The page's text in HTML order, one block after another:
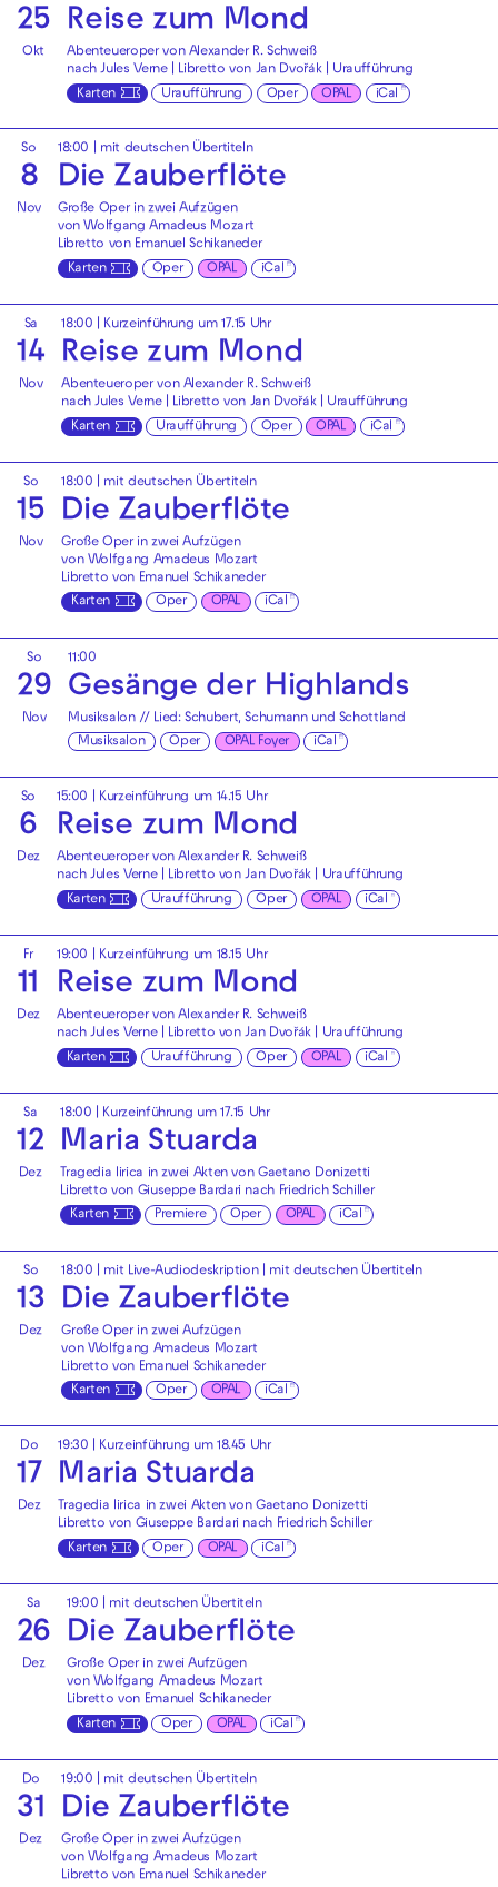
25
Okt
Reise zum Mond
Abenteueroper von Alexander R. Schweiß
nach Jules Verne | Libretto von Jan Dvořák | Uraufführung
Karten
Uraufführung Oper OPAL iCal
So
8
Nov
18:00 | mit deutschen Übertiteln
Die Zauberflöte
Große Oper in zwei Aufzügen
von Wolfgang Amadeus Mozart
Libretto von Emanuel Schikaneder
Karten
Oper OPAL iCal
Sa
14
Nov
18:00 | Kurzeinführung um 17.15 Uhr
Reise zum Mond
Abenteueroper von Alexander R. Schweiß
nach Jules Verne | Libretto von Jan Dvořák | Uraufführung
Karten
Uraufführung Oper OPAL iCal
So
15
Nov
18:00 mit deutschen Übertiteln
Die Zauberflöte
Große Oper in zwei Aufzügen
von Wolfgang Amadeus Mozart
Libretto von Emanuel Schikaneder
Karten
Oper OPAL iCal
So
29
Nov
11:00
Gesänge der Highlands
Musiksalon // Lied: Schubert, Schumann und Schottland
Musiksalon
Oper OPAL Foyer iCal
So
6
Dez
15:00 | Kurzeinführung um 14.15 Uhr
Reise zum Mond
Abenteueroper von Alexander R. Schweiß
nach Jules Verne | Libretto von Jan Dvořák | Uraufführung
Karten
Uraufführung Oper OPAL iCal
Fr
11
Dez
19:00 | Kurzeinführung um 18.15 Uhr
Reise zum Mond
Abenteueroper von Alexander R. Schweiß
nach Jules Verne | Libretto von Jan Dvořák | Uraufführung
Karten
Uraufführung Oper OPAL iCal
Sa
12
Dez
18:00 | Kurzeinführung um 17.15 Uhr
Maria Stuarda
Tragedia lirica in zwei Akten von Gaetano Donizetti
Libretto von Giuseppe Bardari nach Friedrich Schiller
Karten
Premiere Oper OPAL iCal
So
13
Dez
18:00 mit Live-Audiodeskription| mit deutschen Übertiteln
Die Zauberflöte
Große Oper in zwei Aufzügen
von Wolfgang Amadeus Mozart
Libretto von Emanuel Schikaneder
Karten
Oper OPAL iCal
Do
17
Dez
19:30 | Kurzeinführung um 18.45 Uhr
Maria Stuarda
Tragedia lirica in zwei Akten von Gaetano Donizetti
Libretto von Giuseppe Bardari nach Friedrich Schiller
Karten
Oper OPAL iCal
Sa
26
Dez
19:00 mit deutschen Übertiteln
Die Zauberflöte
Große Oper in zwei Aufzügen
von Wolfgang Amadeus Mozart
Libretto von Emanuel Schikaneder
Karten
Oper OPAL iCal
Do
31
Dez
19:00 mit deutschen Übertiteln
Die Zauberflöte
Große Oper in zwei Aufzügen
von Wolfgang Amadeus Mozart
Libretto von Emanuel Schikaneder